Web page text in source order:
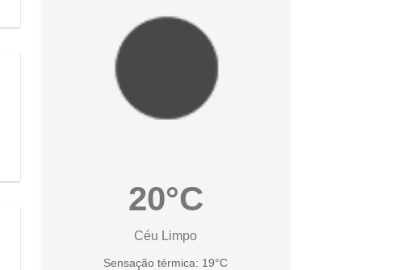
20°C
Céu Limpo
Sensação térmica: 19°C